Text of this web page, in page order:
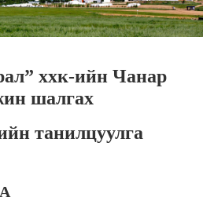
ххк-ийн Чанар
шалгах
танилцуулга